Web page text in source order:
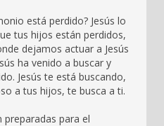
está perdido? Jesús lo
tus hijos están perdidos,
dejamos actuar a Jesús
ha venido a buscar y
Jesús te está buscando,
a tus hijos, te busca a ti.
preparadas para el